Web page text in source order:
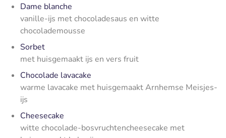
Dame blanche
vanille-ijs met chocoladesaus en witte
chocolademousse
Sorbet
met huisgemaakt ijs en vers fruit
Chocolade lavacake
warme lavacake met huisgemaakt Arnhemse Meisjes-
ijs
Cheesecake
witte chocolade-bosvruchtencheesecake met